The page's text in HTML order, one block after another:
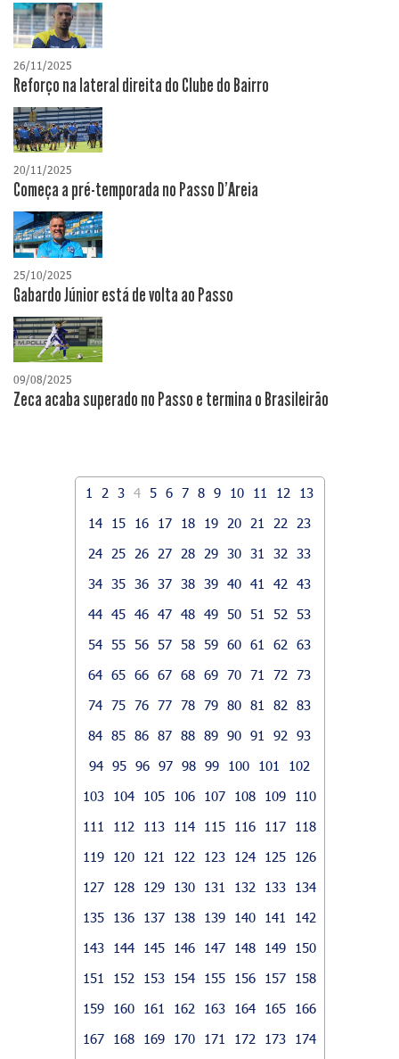
26/11/2025
Reforço na lateral direita do Clube do Bairro
20/11/2025
Começa a pré-temporada no Passo D’Areia
25/10/2025
Gabardo Júnior está de volta ao Passo
09/08/2025
Zeca acaba superado no Passo e termina o Brasileirão
1 2 3 4 5 6 7 8 9 10 11 12
13
14
15 16 17 18 19 20 21 22
23
24
25 26 27 28 29 30 31 32
33
34 35 36 37 38 39 40 41 42
43
44 45 46 47 48 49 50 51 52
53
54 55 56 57 58 59 60 61 62
63
64 65 66 67 68 69 70 71 72
73
74 75 76 77 78 79 80 81 82
83
84 85 86 87 88 89 90 91 92
93
94 95 96 97 98 99 100 101
102
103
104 105 106 107 108 109
110
111
112 113 114 115 116 117
118
119
120 121 122 123 124 125
126
127
128 129 130 131 132 133
134
135
136 137 138 139 140 141
142
143
144 145 146 147 148 149
150
151
152 153 154 155 156 157
158
159
160 161 162 163 164 165
166
167
168 169 170 171 172 173
174